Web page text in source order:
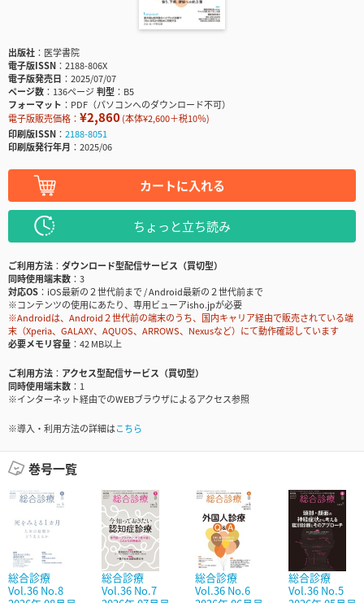
出版社
医学書院
電子版ISSN
2188-806X
電子版発売日
2025/07/07
ページ数
136ページ判型
B5
フォーマット
PDF（パソコンへのダウンロード不可）
電子版販売価格： ¥2,860(本体¥2,600＋税10％)
印刷版ISSN
2188-8051
印刷版発行年月
2025/06
カートに入れる
ちょっと立ち読み
ご利用方法
ダウンロード型配信サービス（買切型）
同時使用端末数
3
対応OS
iOS最新の２世代前まで / Android最新の２世代前まで
※コンテンツの使用にあたり、専用ビューアisho.jpが必要
※Androidは、Android２世代前の端末のうち、国内キャリア経由で販売されている端
末（Xperia、GALAXY、AQUOS、ARROWS、Nexusなど）にて動作確認しています
必要メモリ容量
42 MB以上
ご利用方法
アクセス型配信サービス（買切型）
同時使用端末数
1
※インターネット経由でのWEBブラウザによるアクセス参照
※導入・利用方法の詳細はこちら
巻号一覧
総合診療
Vol.36 No.8
総合診療
Vol.36 No.7
総合診療
Vol.36 No.6
総合診療
Vol.36 No.5